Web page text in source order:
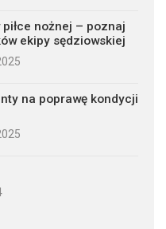
nożnej – poznaj
ekipy sędziowskiej
na poprawę kondycji